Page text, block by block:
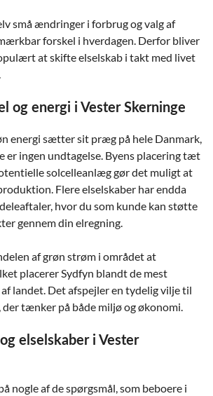
små ændringer i forbrug og valg af
forskel i hverdagen. Derfor bliver
at skifte elselskab i takt med livet
og energi i Vester Skerninge
energi sætter sit præg på hele Danmark,
er ingen undtagelse. Byens placering tæt
solcelleanlæg gør det muligt at
Flere elselskaber har endda
hvor du som kunde kan støtte
gennem din elregning.
af grøn strøm i området at
placerer Sydfyn blandt de mest
landet. Det afspejler en tydelig vilje til
tænker på både miljø og økonomi.
elselskaber i Vester
nogle af de spørgsmål, som beboere i